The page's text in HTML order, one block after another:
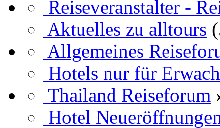
Reiseveranstalter -
Aktuelles zu alltours
Allgemeines
Hotels nur für
Thailand Reiseforum
Hotel